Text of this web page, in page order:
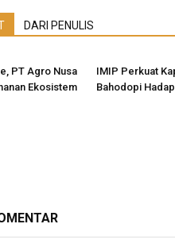
DARI PENULIS
PT Agro Nusa
Ekosistem
IMIP Perkuat
Bahodopi